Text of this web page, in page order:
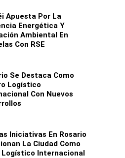
Apuesta Por La
Energética Y
Ambiental En
Con RSE
Se Destaca Como
Logístico
Con Nuevos
Iniciativas En Rosario
La Ciudad Como
Logístico Internacional